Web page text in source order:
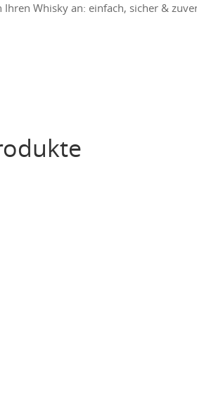
Whisky an: einfach, sicher &